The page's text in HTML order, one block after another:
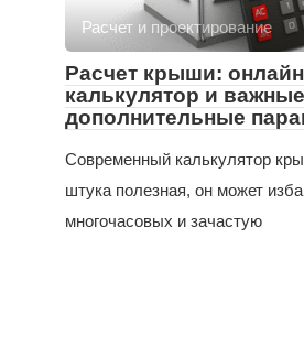
Расчет и проектирование
Расчет крыши:
калькулятор и важные
дополнительные
Современный калькулятор
штука полезная, он может
многочасовых и зачастую